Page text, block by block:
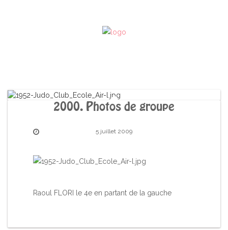
2000. Photos de groupe
5 juillet 2009
Raoul FLORI le 4e en partant de la gauche